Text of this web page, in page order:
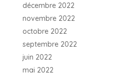
décembre 2022
novembre 2022
octobre 2022
septembre 2022
juin 2022
mai 2022